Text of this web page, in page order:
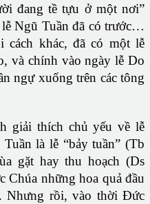
đang tề tựu ở một nơi”
Ngũ Tuần đã có trước…
cách khác, đã có một lễ
và chính vào ngày lễ Do
ngự xuống trên các tông
giải thích chủ yếu về lễ
là lễ “bảy tuần” (Tb
gặt hay thu hoạch (Ds
Chúa những hoa quả đầu
Nhưng rồi, vào thời Đức